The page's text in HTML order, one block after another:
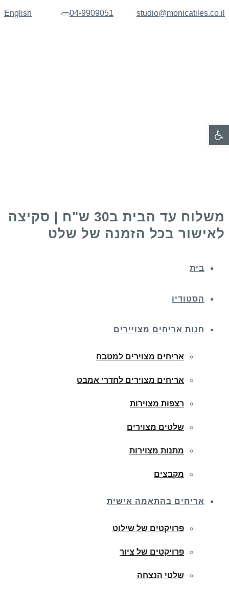
English studio@monicatiles.co.il
04-9909051 תפריט
משלוח עד הבית ב30 ש"ח | סקיצה
לאישור בכל הזמנה של שלט
בית
הסטודיו
חנות אריחים מצויירים
אריחים מצוירים למטבח
אריחים מצוירים לחדרי אמבט
רצפות מצוירות
שלטים מצוירים
מתנות מצוירות
מקבצים
אריחים בהתאמה אישית
פרויקטים של שילוט
פרויקטים של ציור
שלטי הנצחה
פתח סרגל נגישות